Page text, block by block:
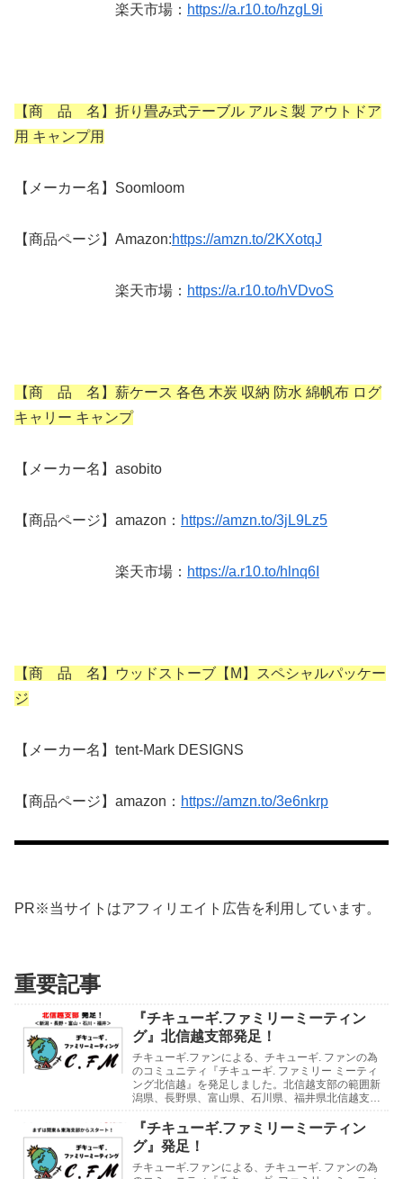
楽天市場： https://a.r10.to/hzgL9i
【商 品 名】折り畳み式テーブル アルミ製 アウトドア
用 キャンプ用
【メーカー名】Soomloom
【商品ページ】Amazon:https://amzn.to/2KXotqJ
楽天市場： https://a.r10.to/hVDvoS
【商 品 名】薪ケース 各色 木炭 収納 防水 綿帆布 ログ
キャリー キャンプ
【メーカー名】asobito
【商品ページ】amazon： https://amzn.to/3jL9Lz5
楽天市場： https://a.r10.to/hlnq6I
【商 品 名】ウッドストーブ【M】スペシャルパッケー
ジ
【メーカー名】tent-Mark DESIGNS
【商品ページ】amazon： https://amzn.to/3e6nkrp
PR※当サイトはアフィリエイト広告を利用しています。
重要記事
『チキューギ.ファミリーミーティン
グ』北信越支部発足！
チキューギ.ファンによる、チキューギ. ファンの為
のコミュニティ『チキューギ. ファミリー ミーティ
ング北信越』を発足しました。北信越支部の範囲新
潟県、長野県、富山県、石川県、福井県北信越支部
に...
『チキューギ.ファミリーミーティン
グ』発足！
チキューギ.ファンによる、チキューギ. ファンの為